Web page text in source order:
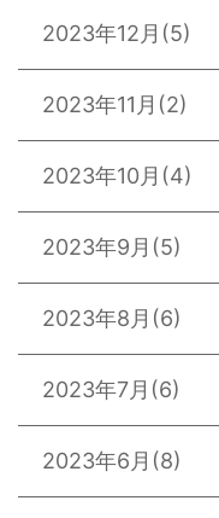
2023年12月 (5)
2023年11月 (2)
2023年10月 (4)
2023年9月 (5)
2023年8月 (6)
2023年7月 (6)
2023年6月 (8)